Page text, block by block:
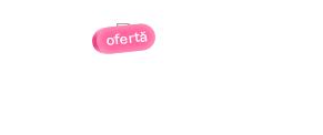
ofertă